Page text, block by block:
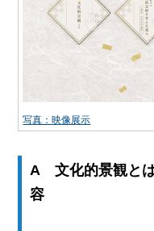
写真：映像展示
A 文化的景観と